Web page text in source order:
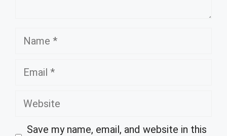
Name
Email
Website
Save my name, email, and website in this